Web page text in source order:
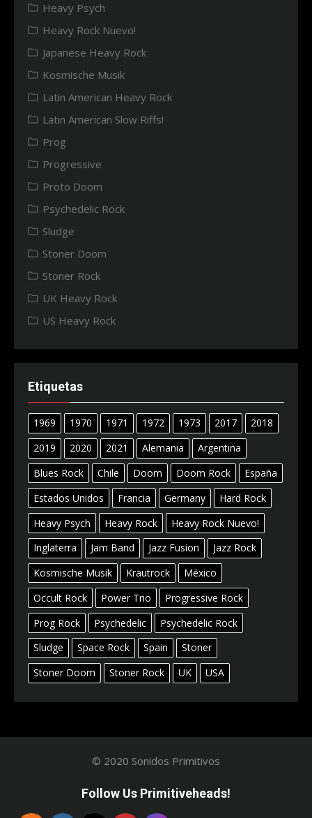
Heavy Psych
Heavy Rock Nuevo!
Japanese Heavy Rock
Kosmische Musik
Latin American Heavy Rock
Latin American Slow Riffs!
Prog
Progressive
Proto Doom
Psychedelic Rock
Sludge
Stoner Doom
Stoner Rock
UK Heavy Rock
US Heavy Rock
Etiquetas
1969 1970 1971 1972 1973 2017
2018
2019
2020 2021 Alemania
Argentina
Blues Rock
Chile Doom Doom Rock
España
Estados Unidos
Francia Germany
Hard Rock
Heavy Psych
Heavy Rock
Heavy Rock Nuevo!
Inglaterra
Jam Band Jazz Fusion
Jazz Rock
Kosmische Musik
Krautrock
México
Occult Rock
Power Trio
Progressive Rock
Prog Rock
Psychedelic
Psychedelic Rock
Sludge
Space Rock Spain
Stoner
Stoner Doom
Stoner Rock UK USA
© 2020 Sonidos Primitivos
Follow Us Primitiveheads!